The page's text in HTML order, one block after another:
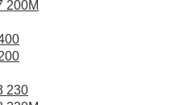
200М
230